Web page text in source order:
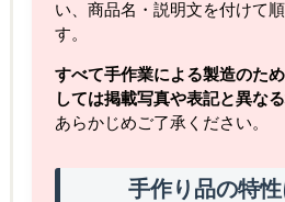
い、商品名・説明文を付けて
す。
すべて手作業による製造のた
しては掲載写真や表記と異な
あらかじめご了承ください。
手作り品の特